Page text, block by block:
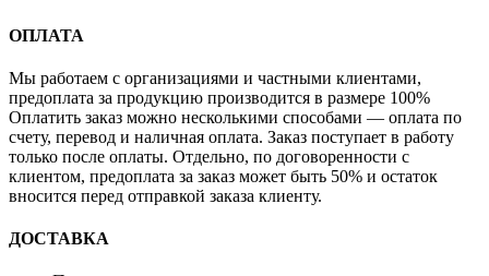
ОПЛАТА
Мы работаем с организациями и частными клиентами,
предоплата за продукцию производится в размере 100%
Оплатить заказ можно несколькими способами — оплата по
счету, перевод и наличная оплата. Заказ поступает в работу
только после оплаты. Отдельно, по договоренности с
клиентом, предоплата за заказ может быть 50% и остаток
вносится перед отправкой заказа клиенту.
ДОСТАВКА